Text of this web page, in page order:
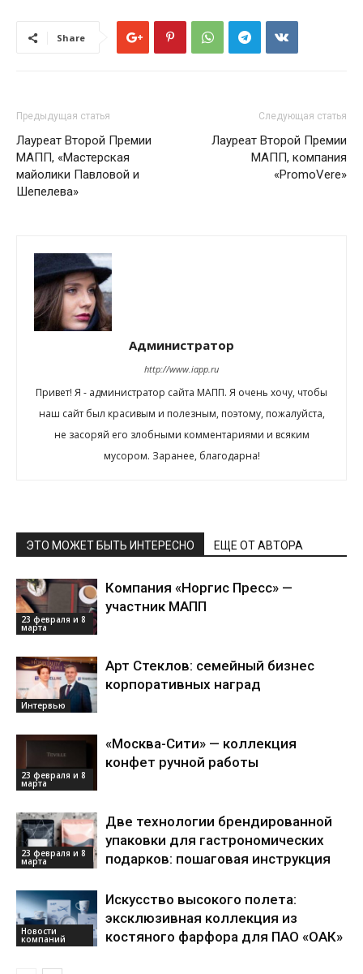
Share
Предыдущая статья
Лауреат Второй Премии
МАПП, «Мастерская
майолики Павловой и
Шепелева»
Следующая статья
Лауреат Второй Премии
МАПП, компания
«PromoVere»
Администратор
http://www.iapp.ru
Привет! Я - администратор сайта МАПП. Я очень хочу, чтобы
наш сайт был красивым и полезным, поэтому, пожалуйста,
не засоряй его злобными комментариями и всяким
мусором. Заранее, благодарна!
ЭТО МОЖЕТ БЫТЬ ИНТЕРЕСНО ЕЩЕ ОТ АВТОРА
23 февраля и 8
марта
Компания «Норгис Пресс» —
участник МАПП
Интервью
Арт Стеклов: семейный бизнес
корпоративных наград
23 февраля и 8
марта
«Москва-Сити» — коллекция
конфет ручной работы
23 февраля и 8
марта
Две технологии брендированной
упаковки для гастрономических
подарков: пошаговая инструкция
Новости
компаний
Искусство высокого полета:
эксклюзивная коллекция из
костяного фарфора для ПАО «ОАК»